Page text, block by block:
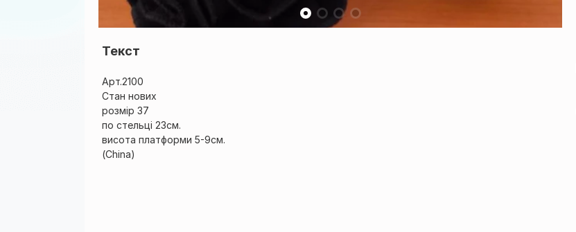
Текст
Арт.2100
Стан нових
розмір 37
по стельці 23см.
висота платформи 5-9см.
(China)